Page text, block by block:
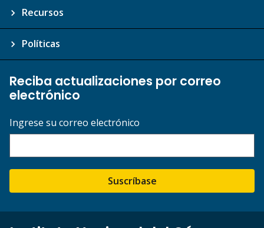
Recursos
Políticas
Reciba actualizaciones por correo
electrónico
Ingrese su correo electrónico
Suscríbase